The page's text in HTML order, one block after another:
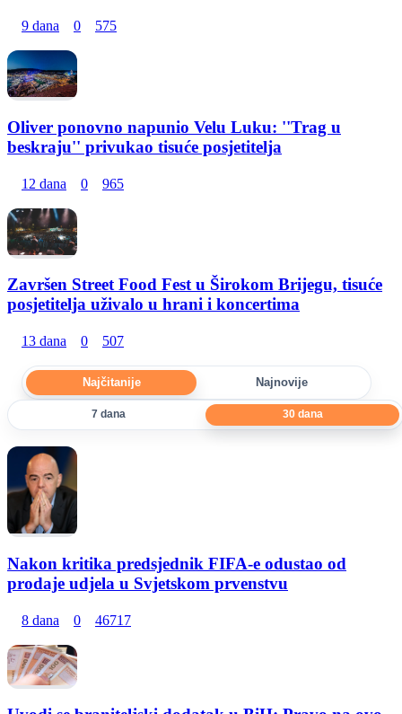
9 dana 0 575
Oliver ponovno napunio Velu Luku: ''Trag u
beskraju'' privukao tisuće posjetitelja
12 dana 0 965
Završen Street Food Fest u Širokom Brijegu, tisuće
posjetitelja uživalo u hrani i koncertima
13 dana 0 507
Najčitanije Najnovije
7 dana 30 dana
Nakon kritika predsjednik FIFA-e odustao od
prodaje udjela u Svjetskom prvenstvu
8 dana 0 46717